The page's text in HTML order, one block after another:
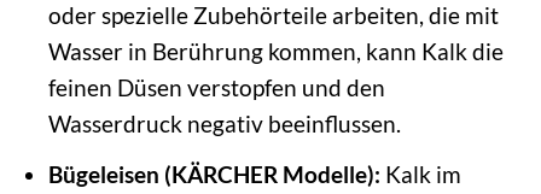
oder spezielle Zubehörteile arbeiten, die mit
Wasser in Berührung kommen, kann Kalk die
feinen Düsen verstopfen und den
Wasserdruck negativ beeinflussen.
Bügeleisen (KÄRCHER Modelle): Kalk im